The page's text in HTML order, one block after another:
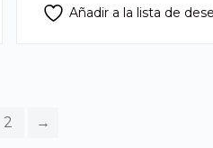
Añadir a la lista de
2 →